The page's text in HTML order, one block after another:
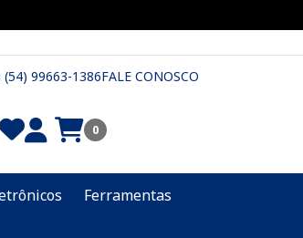
(54) 99663-1386FALE CONOSCO
0
Ferramentas